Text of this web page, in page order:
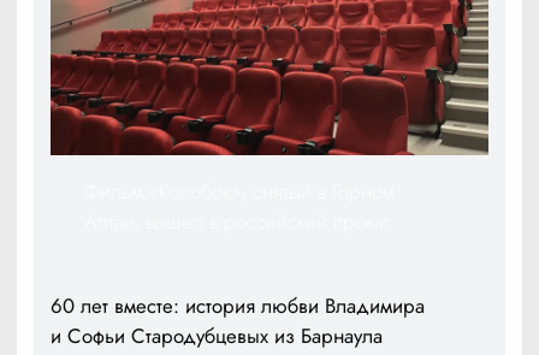
60 лет вместе: история любви Владимира
и Софьи Стародубцевых из Барнаула